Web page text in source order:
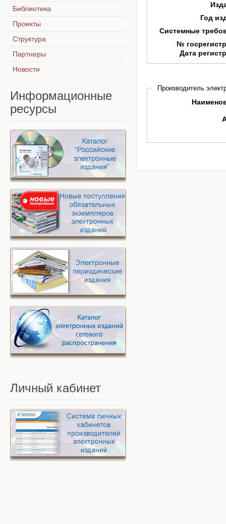
Год
Системные
№
Дата
Производитель
Библиотека
Проекты
Структура
Партнеры
Новости
Информационные
ресурсы
Личный кабинет